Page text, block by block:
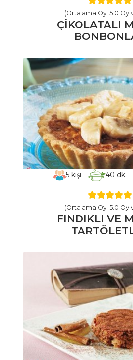
YEMEKLERI
Taze Kişnişli
Hamsi Sarma
Fırında Somon
Balık Yemekleri
Tüm Tarifleri
SALATALAR
Tavuklu
GİRİT MEZESİ
Yeşil Mercimekli
Salatalar Tüm
ET YEMEKLERI
KARİDESLİ
TONNARELLİ
Patlıcanlı Sarma
(Ortalama Oy: 5.0 Oy
ÇİKOLATALI
5 kişi 40 dk.
(Ortalama Oy: 5.0 Oy
FINDIKLI VE